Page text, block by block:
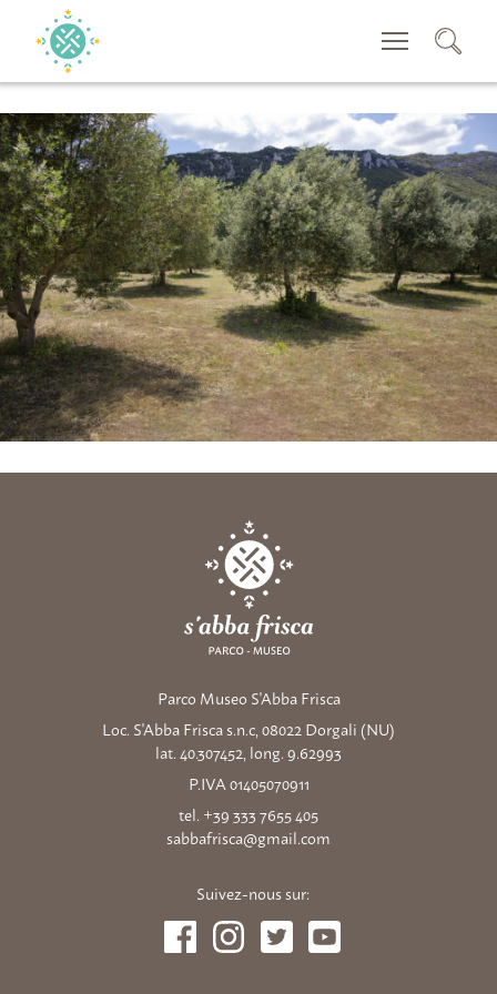
Parco Museo S'Abba Frisca
Loc. S'Abba Frisca s.n.c, 08022 Dorgali (NU)
lat. 40.307452, long. 9.62993
P.IVA 01405070911
tel. +39 333 7655 405
sabbafrisca@gmail.com
Suivez-nous sur:
RECHERCHER